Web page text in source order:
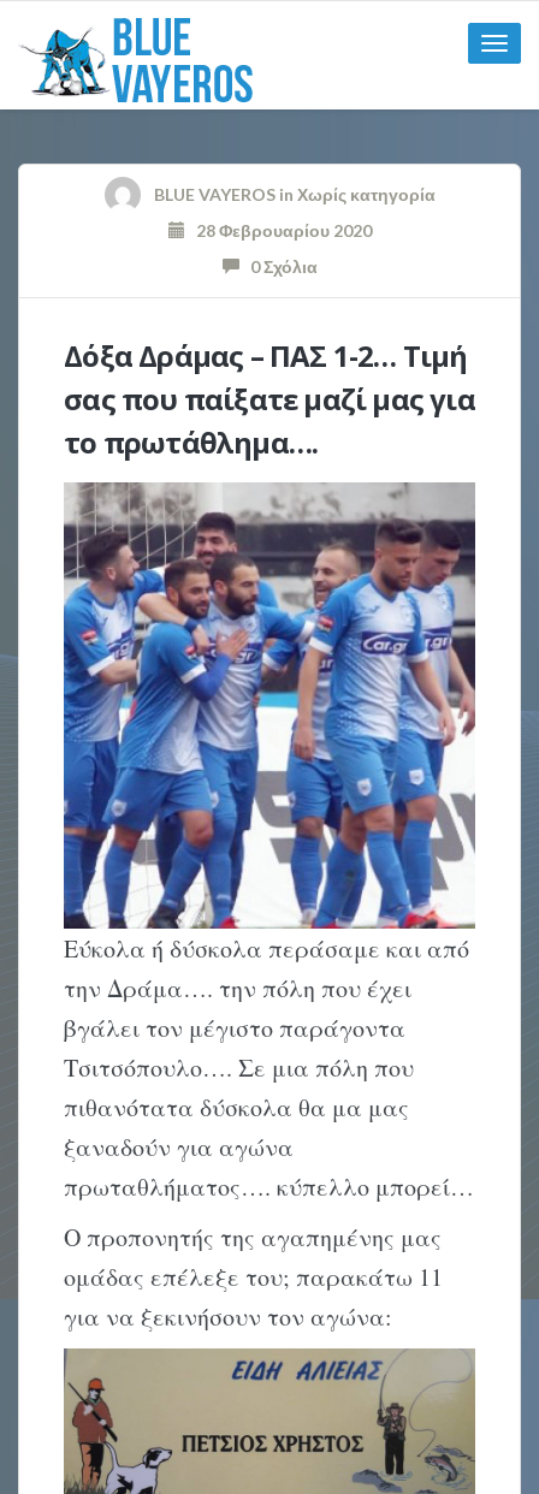
Toggle
BLUE VAYEROSin Χωρίς κατηγορία
28 Φεβρουαρίου 2020
0 Σχόλια
Δόξα Δράμας – ΠΑΣ 1-2… Τιμή
σας που παίξατε μαζί μας για
το πρωτάθλημα….
Εύκολα ή δύσκολα περάσαμε και από
την Δράμα…. την πόλη που έχει
βγάλει τον μέγιστο παράγοντα
Τσιτσόπουλο…. Σε μια πόλη που
πιθανότατα δύσκολα θα μα μας
ξαναδούν για αγώνα
πρωταθλήματος…. κύπελλο μπορεί…
Ο προπονητής της αγαπημένης μας
ομάδας επέλεξε του; παρακάτω 11
για να ξεκινήσουν τον αγώνα: